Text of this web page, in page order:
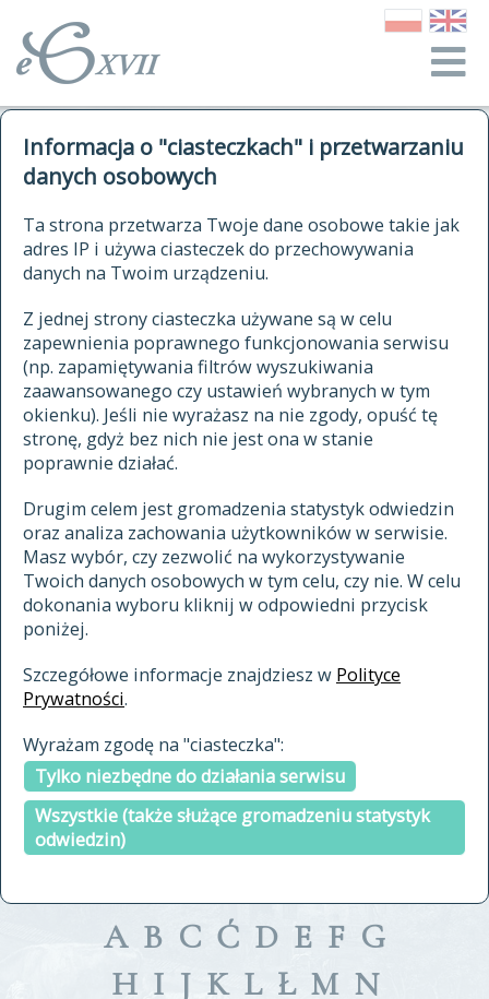
Informacja o "ciasteczkach" i przetwarzaniu
danych osobowych
Ta strona przetwarza Twoje dane osobowe takie jak
adres IP i używa ciasteczek do przechowywania
danych na Twoim urządzeniu.
Z jednej strony ciasteczka używane są w celu
zapewnienia poprawnego funkcjonowania serwisu
(np. zapamiętywania filtrów wyszukiwania
zaawansowanego czy ustawień wybranych w tym
okienku). Jeśli nie wyrażasz na nie zgody, opuść tę
stronę, gdyż bez nich nie jest ona w stanie
poprawnie działać.
Drugim celem jest gromadzenia statystyk odwiedzin
oraz analiza zachowania użytkowników w serwisie.
Masz wybór, czy zezwolić na wykorzystywanie
Twoich danych osobowych w tym celu, czy nie. W celu
dokonania wyboru kliknij w odpowiedni przycisk
poniżej.
Szczegółowe informacje znajdziesz w Polityce
Prywatności.
Wyrażam zgodę na "ciasteczka":
Tylko niezbędne do działania serwisu
Wszystkie (także służące gromadzeniu statystyk
odwiedzin)
autorzy Słownika
historia
publikacje
źródła
autorzy tekstów źródłowych
zasady opracowania
statystyki
najnowsze hasła
ostatnio zmodyfikowane hasła
materiały archiwalne
cytowanie
kontakt
kwerendy
jak cytować Słownik
ELEKTRONICZNY SŁOWNIK
JĘZYKA POLSKIEGO
XVII I XVIII WIEKU
znajdź hasła
zaczynające się od
indeksie
a fronte
a tergo
A B C Ć D E F G
H I J K L Ł M N